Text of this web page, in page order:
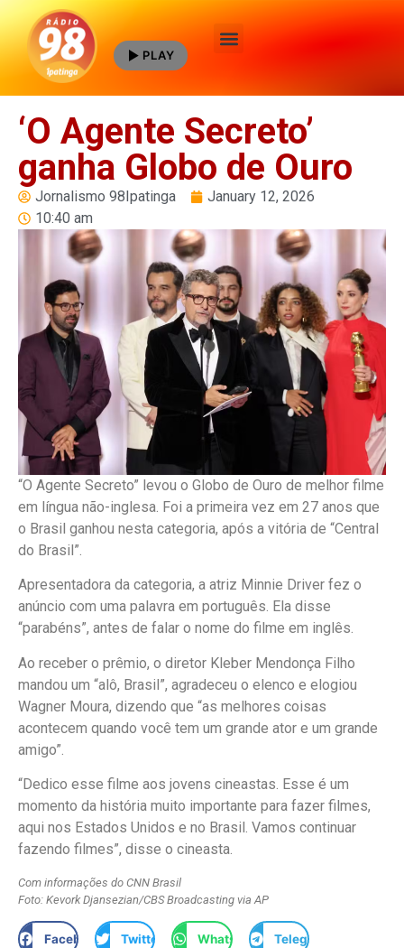
PLAY
‘O Agente Secreto’
ganha Globo de Ouro
Jornalismo 98Ipatinga
January 12, 2026
10:40 am
“O Agente Secreto” levou o Globo de Ouro de melhor filme
em língua não-inglesa. Foi a primeira vez em 27 anos que
o Brasil ganhou nesta categoria, após a vitória de “Central
do Brasil”.
Apresentadora da categoria, a atriz Minnie Driver fez o
anúncio com uma palavra em português. Ela disse
“parabéns”, antes de falar o nome do filme em inglês.
Ao receber o prêmio, o diretor Kleber Mendonça Filho
mandou um “alô, Brasil”, agradeceu o elenco e elogiou
Wagner Moura, dizendo que “as melhores coisas
acontecem quando você tem um grande ator e um grande
amigo”.
“Dedico esse filme aos jovens cineastas. Esse é um
momento da história muito importante para fazer filmes,
aqui nos Estados Unidos e no Brasil. Vamos continuar
fazendo filmes”, disse o cineasta.
Com informações do CNN Brasil
Foto: Kevork Djansezian/CBS Broadcasting via AP
Facebook Twitter WhatsApp Telegram